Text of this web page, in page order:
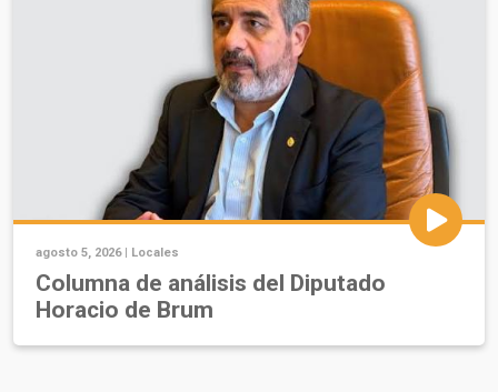
agosto 5, 2026 | Locales
Columna de análisis del Diputado
Horacio de Brum